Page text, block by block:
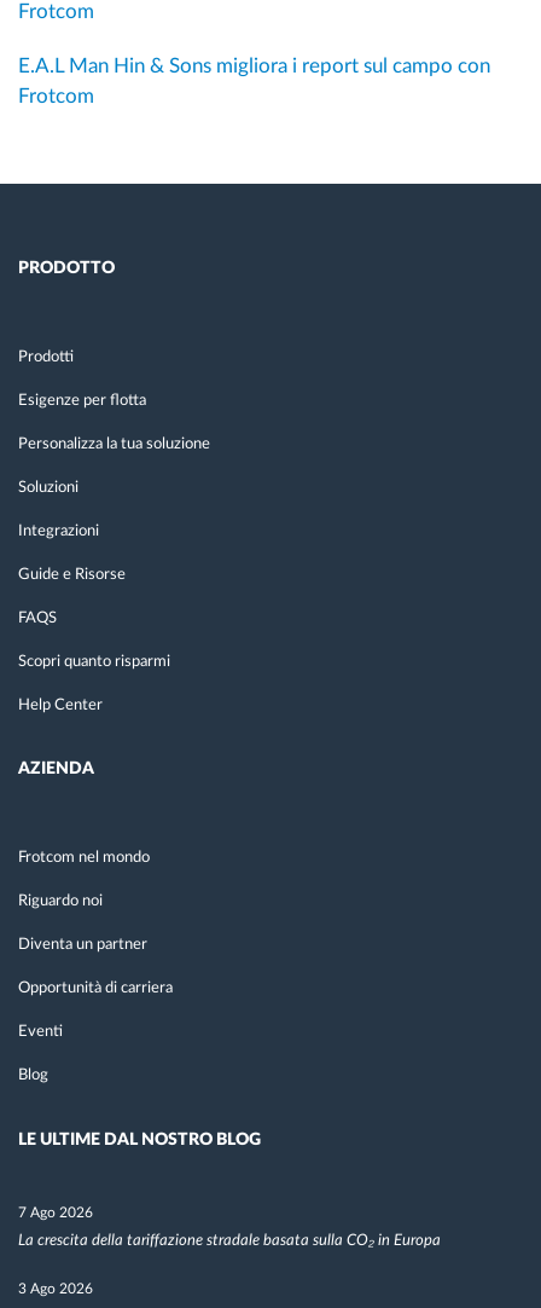
Frotcom
E.A.L Man Hin & Sons migliora i report sul campo con
Frotcom
PRODOTTO
Prodotti
Esigenze per flotta
Personalizza la tua soluzione
Soluzioni
Integrazioni
Guide e Risorse
FAQS
Scopri quanto risparmi
Help Center
AZIENDA
Frotcom nel mondo
Riguardo noi
Diventa un partner
Opportunità di carriera
Eventi
Blog
LE ULTIME DAL NOSTRO BLOG
7 Ago 2026
La crescita della tariffazione stradale basata sulla CO₂ in Europa
3 Ago 2026